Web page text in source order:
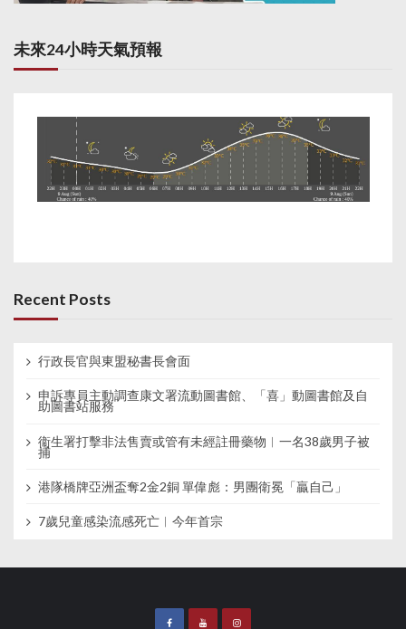
未來24小時天氣預報
Recent Posts
行政長官與東盟秘書長會面
申訴專員主動調查康文署流動圖書館、「喜」動圖書館及自
助圖書站服務
衞生署打擊非法售賣或管有未經註冊藥物︱一名38歲男子被
捕
港隊橋牌亞洲盃奪2金2銅 單偉彪：男團衛冕「贏自己」
7歲兒童感染流感死亡︱今年首宗